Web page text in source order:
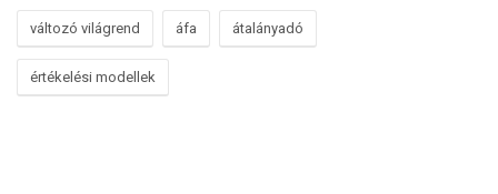
változó világrend áfa átalányadó
értékelési modellek